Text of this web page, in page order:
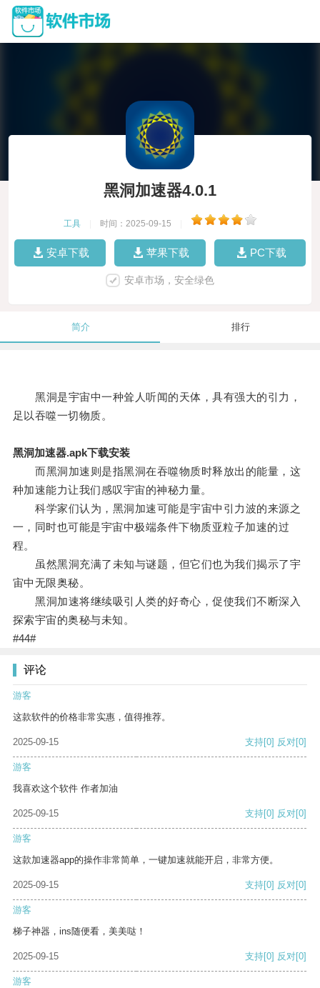
黑洞加速器4.0.1
工具 时间：2025-09-15
安卓下载 苹果下载 PC下载
安卓市场，安全绿色
简介 排行
黑洞是宇宙中一种耸人听闻的天体，具有强大的引力，
足以吞噬一切物质。
黑洞加速器.apk下载安装
而黑洞加速则是指黑洞在吞噬物质时释放出的能量，这
种加速能力让我们感叹宇宙的神秘力量。
科学家们认为，黑洞加速可能是宇宙中引力波的来源之
一，同时也可能是宇宙中极端条件下物质亚粒子加速的过
程。
虽然黑洞充满了未知与谜题，但它们也为我们揭示了宇
宙中无限奥秘。
黑洞加速将继续吸引人类的好奇心，促使我们不断深入
探索宇宙的奥秘与未知。
#44#
评论
游客
这款软件的价格非常实惠，值得推荐。
2025-09-15 支持[0] 反对[0]
游客
我喜欢这个软件 作者加油
2025-09-15 支持[0] 反对[0]
游客
这款加速器app的操作非常简单，一键加速就能开启，非常方便。
2025-09-15 支持[0] 反对[0]
游客
梯子神器，ins随便看，美美哒！
2025-09-15 支持[0] 反对[0]
游客